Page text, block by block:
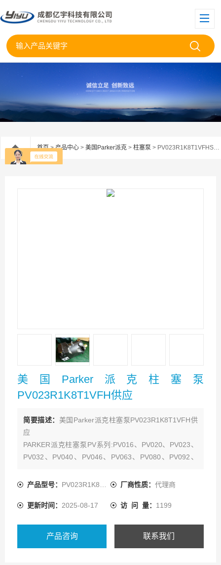
首页>产品中心 > 美国Parker派克 > 柱塞泵 > PV023R1K8T1VFHS美国Parker派克柱塞泵PV023R1K8T1VFH供应
美国Parker派克柱塞泵
PV023R1K8T1VFH供应
简要描述： 美国Parker派克柱塞泵PV023R1K8T1VFH供
应
PARKER派克柱塞泵PV系列:PV016、PV020、PV023、
PV032、PV040、PV046、PV063、PV080、PV092、
产品型号： PV023R1K8T1VFHS 厂商性质： 代理商
更新时间： 2025-08-17 访 问 量： 1199
产品咨询 联系我们